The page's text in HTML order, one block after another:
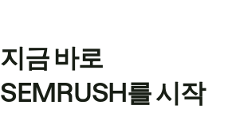
지금 바로
SEMRUSH를 시작